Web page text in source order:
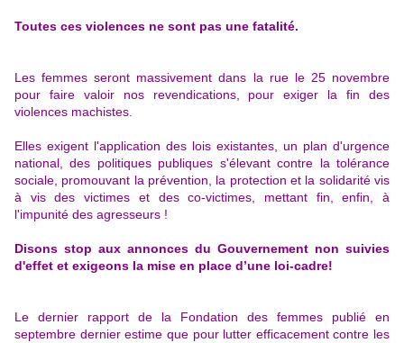
Toutes ces violences ne sont pas une fatalité.
Les femmes seront massivement dans la rue le 25 novembre
pour faire valoir nos revendications, pour exiger la fin des
violences machistes.
Elles exigent l'application des lois existantes, un plan d'urgence
national, des politiques publiques s'élevant contre la tolérance
sociale, promouvant la prévention, la protection et la solidarité vis
à vis des victimes et des co-victimes, mettant fin, enfin, à
l'impunité des agresseurs !
Disons stop aux annonces du Gouvernement non suivies
d'effet et exigeons la mise en place d’une loi-cadre!
Le dernier rapport de la Fondation des femmes publié en
septembre dernier estime que pour lutter efficacement contre les